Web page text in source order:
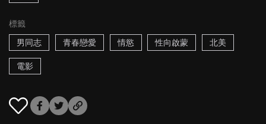
標籤
男同志
青春戀愛 情慾 性向啟蒙 北美
電影